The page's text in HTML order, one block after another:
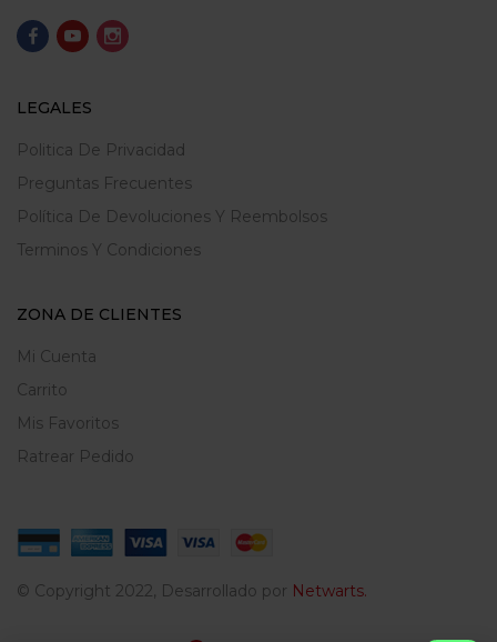
LEGALES
Politica De Privacidad
Preguntas Frecuentes
Política De Devoluciones Y Reembolsos
Terminos Y Condiciones
ZONA DE CLIENTES
Mi Cuenta
Carrito
Mis Favoritos
Ratrear Pedido
© Copyright 2022, Desarrollado por Netwarts.